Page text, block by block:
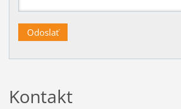
Kontakt